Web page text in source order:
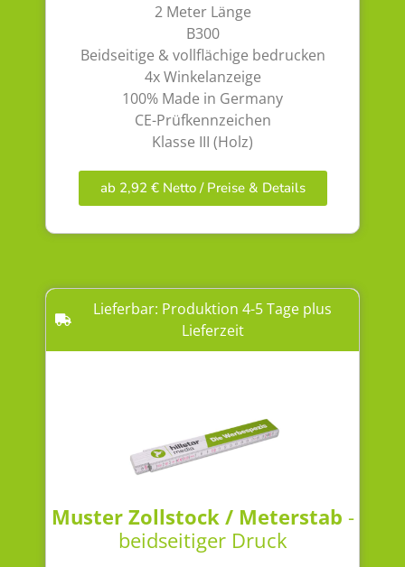
2 Meter Länge
B300
Beidseitige & vollflächige bedrucken
4x Winkelanzeige
100% Made in Germany
CE-Prüfkennzeichen
Klasse III (Holz)
ab 2,92 € Netto / Preise & Details
Lieferbar: Produktion 4-5 Tage plus
Lieferzeit
Muster Zollstock / Meterstab -
beidseitiger Druck